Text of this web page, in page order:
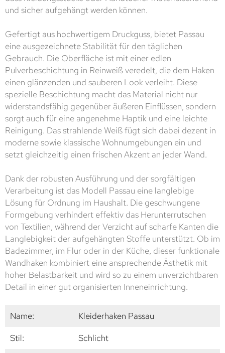
und sicher aufgehängt werden können.
Gefertigt aus hochwertigem Druckguss, bietet Passau
eine ausgezeichnete Stabilität für den täglichen
Gebrauch. Die Oberfläche ist mit einer edlen
Pulverbeschichtung in Reinweiß veredelt, die dem Haken
einen glänzenden und sauberen Look verleiht. Diese
spezielle Beschichtung macht das Material nicht nur
widerstandsfähig gegenüber äußeren Einflüssen, sondern
sorgt auch für eine angenehme Haptik und eine leichte
Reinigung. Das strahlende Weiß fügt sich dabei dezent in
moderne sowie klassische Wohnumgebungen ein und
setzt gleichzeitig einen frischen Akzent an jeder Wand.
Dank der robusten Ausführung und der sorgfältigen
Verarbeitung ist das Modell Passau eine langlebige
Lösung für Ordnung im Haushalt. Die geschwungene
Formgebung verhindert effektiv das Herunterrutschen
von Textilien, während der Verzicht auf scharfe Kanten die
Langlebigkeit der aufgehängten Stoffe unterstützt. Ob im
Badezimmer, im Flur oder in der Küche, dieser funktionale
Wandhaken kombiniert eine ansprechende Ästhetik mit
hoher Belastbarkeit und wird so zu einem unverzichtbaren
Detail in einer gut organisierten Inneneinrichtung.
Name:
Kleiderhaken Passau
Stil:
Schlicht